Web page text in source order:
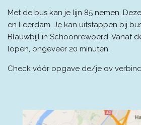
Met de bus kan je lijn 85 nemen.
en Leerdam. Je kan uitstappen bij
Blauwbijl in Schoonrewoerd. Vanaf
lopen, ongeveer 20 minuten.
Check vóór opgave de/je ov